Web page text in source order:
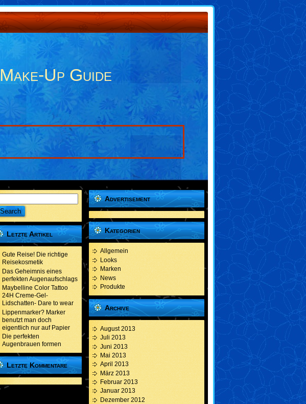
Make-Up Guide
Letzte Artikel
Gute Reise! Die richtige
Reisekosmetik
Das Geheimnis eines
perfekten Augenaufschlags
Maybelline Color Tattoo
24H Creme-Gel-
Lidschatten- Dare to wear
Lippenmarker? Marker
benutzt man doch
eigentlich nur auf Papier
Die perfekten
Augenbrauen formen
Letzte Kommentare
Advertisement
Kategorien
Allgemein
Looks
Marken
News
Produkte
Archive
August 2013
Juli 2013
Juni 2013
Mai 2013
April 2013
März 2013
Februar 2013
Januar 2013
Dezember 2012